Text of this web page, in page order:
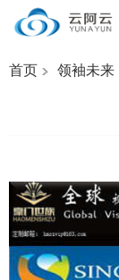
首页 领袖未来